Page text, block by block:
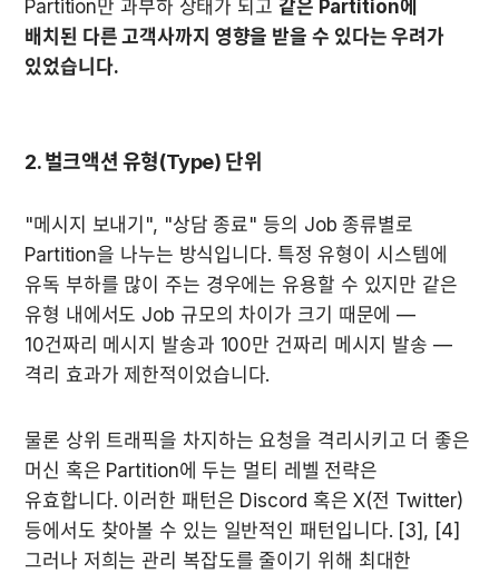
Partition만 과부하 상태가 되고 같은 Partition에
배치된 다른 고객사까지 영향을 받을 수 있다는 우려가
있었습니다.
2. 벌크액션 유형(Type) 단위
"메시지 보내기", "상담 종료" 등의 Job 종류별로
Partition을 나누는 방식입니다. 특정 유형이 시스템에
유독 부하를 많이 주는 경우에는 유용할 수 있지만 같은
유형 내에서도 Job 규모의 차이가 크기 때문에 —
10건짜리 메시지 발송과 100만 건짜리 메시지 발송 —
격리 효과가 제한적이었습니다.
물론 상위 트래픽을 차지하는 요청을 격리시키고 더 좋은
머신 혹은 Partition에 두는 멀티 레벨 전략은
유효합니다. 이러한 패턴은 Discord 혹은 X(전 Twitter)
등에서도 찾아볼 수 있는 일반적인 패턴입니다. [3], [4]